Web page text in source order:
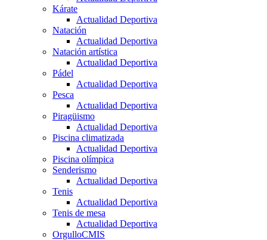
Kárate
Actualidad Deportiva
Natación
Actualidad Deportiva
Natación artística
Actualidad Deportiva
Pádel
Actualidad Deportiva
Pesca
Actualidad Deportiva
Piragüismo
Actualidad Deportiva
Piscina climatizada
Actualidad Deportiva
Piscina olímpica
Senderismo
Actualidad Deportiva
Tenis
Actualidad Deportiva
Tenis de mesa
Actualidad Deportiva
OrgulloCMIS